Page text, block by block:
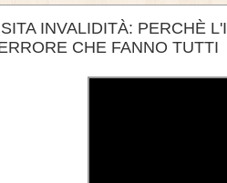
INVALIDITÀ: PERCHÈ
CHE FANNO TUTTI